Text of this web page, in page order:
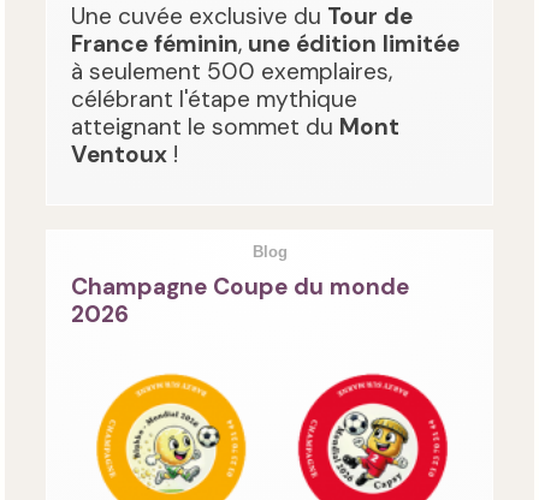
Une cuvée exclusive du Tour de
France féminin, une édition limitée
à seulement 500 exemplaires,
célébrant l'étape mythique
atteignant le sommet du Mont
Ventoux !
Blog
Champagne Coupe du monde
2026